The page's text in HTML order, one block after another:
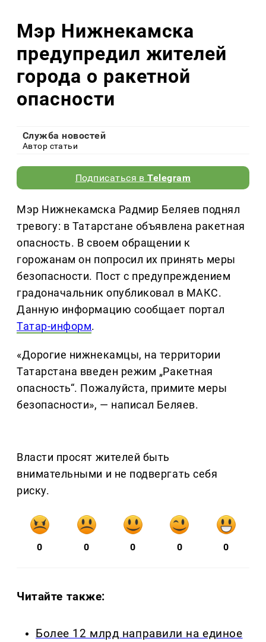
Мэр Нижнекамска
предупредил жителей
города о ракетной
опасности
Служба новостей
Автор статьи
Подписаться вTelegram
Мэр Нижнекамска Радмир Беляев поднял
тревогу: в Татарстане объявлена ракетная
опасность. В своем обращении к
горожанам он попросил их принять меры
безопасности. Пост с предупреждением
градоначальник опубликовал в МАКС.
Данную информацию сообщает портал
Татар-информ.
«Дорогие нижнекамцы, на территории
Татарстана введен режим „Ракетная
опасность“. Пожалуйста, примите меры
безопасности», — написал Беляев.
Власти просят жителей быть
внимательными и не подвергать себя
риску.
0 0 0 0 0
Читайте также:
Более 12 млрд направили на единое